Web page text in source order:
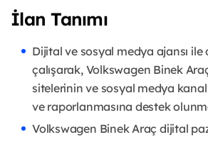
İlan Tanımı
Dijital ve sosyal medya ajansı
çalışarak, Volkswagen Binek
sitelerinin ve sosyal medya
ve raporlanmasına destek
Volkswagen Binek Araç dijital